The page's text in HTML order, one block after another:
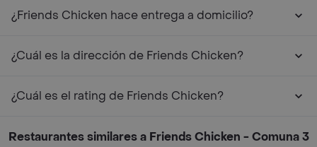
¿Friends Chicken hace entrega a domicilio?
¿Cuál es la dirección de Friends Chicken?
¿Cuál es el rating de Friends Chicken?
Restaurantes similares a Friends Chicken - Comuna 3